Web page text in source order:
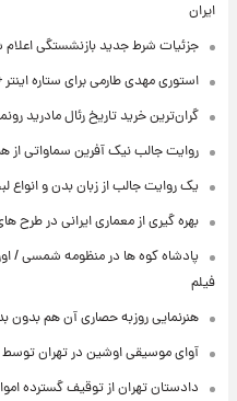
ایران
جزئیات شرط جدید بازنشستگی
استوری مهدی طارمی برای ستاره
گران‌ترین خرید تاریخ رئال مادرید
روایت جالب نیک آفرین سماواتی از
یک روایت جالب از زبان بدن و انواع
بهره گیری از معماری ایرانی در طرح های
پادشاه کوه ها در منظومه شمسی /
فیلم
هنرنمایی روزبه حصاری آن هم بدون
آوای موسیقی اوشین در تهران توسط
دادستان تهران از توقیف گسترده